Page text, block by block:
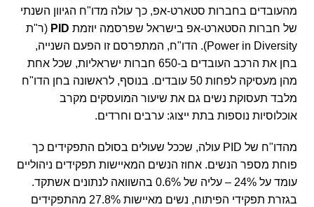
מהעובדים בחברות סטארט-אפ, כך עולה מדו"ח הגיוון השנתי
של חברות הסטארט-אפ בישראל שפרסמה יוזמת PID (ר"ת
Power in Diversity). הדו"ח, המתפרסם זו הפעם השנייה,
בחן את הרכב העובדים ב-650 חברות ישראליות, שכל אחת
מהן מעסיקה לפחות 50 עובדים. בנוסף, לראשונה בחן הדו"ח
מלבד תעסוקת נשים גם את שיעור המועסקים מקרב
אוכלוסיות נוספות בתת ייצוג: ערבים וחרדים.
מהדו"ח של PID עולה, שככל שעולים בסולם התפקידים כך
פוחת מספר הנשים. אחוז הנשים המאיישות תפקידים ניהוליים
עומד על 24% – עליה של 0.6% בהשוואה לנתונים אשתקד.
בגזרת תפקידי הפיתוח, נשים מאיישות 27.8% מהתפקידים